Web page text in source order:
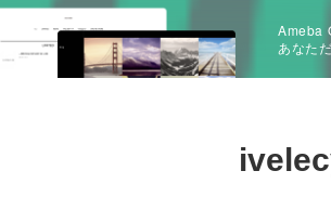
Ameba
あなた